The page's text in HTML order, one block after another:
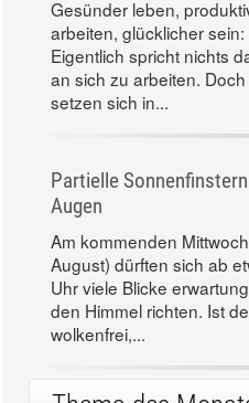
Gesünder leben,
arbeiten, glücklicher sein:
Eigentlich spricht nichts
an sich zu arbeiten. Doch
setzen sich in...
Partielle
Augen
Am kommenden
August) dürften sich ab
Uhr viele Blicke
den Himmel richten. Ist
wolkenfrei,...